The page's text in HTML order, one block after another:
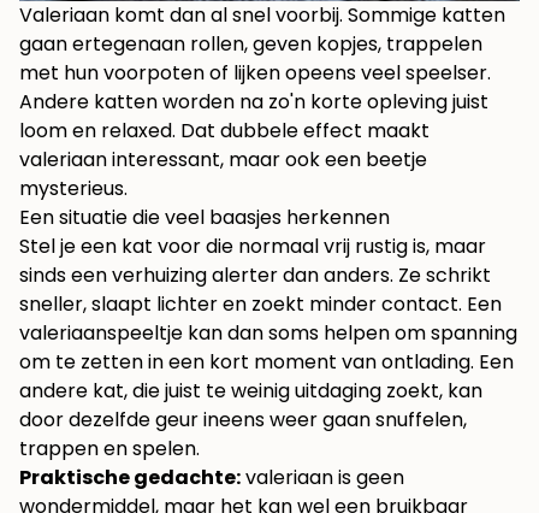
Valeriaan komt dan al snel voorbij. Sommige katten
gaan ertegenaan rollen, geven kopjes, trappelen
met hun voorpoten of lijken opeens veel speelser.
Andere katten worden na zo'n korte opleving juist
loom en relaxed. Dat dubbele effect maakt
valeriaan interessant, maar ook een beetje
mysterieus.
Een situatie die veel baasjes herkennen
Stel je een kat voor die normaal vrij rustig is, maar
sinds een verhuizing alerter dan anders. Ze schrikt
sneller, slaapt lichter en zoekt minder contact. Een
valeriaanspeeltje kan dan soms helpen om spanning
om te zetten in een kort moment van ontlading. Een
andere kat, die juist te weinig uitdaging zoekt, kan
door dezelfde geur ineens weer gaan snuffelen,
trappen en spelen.
Praktische gedachte:valeriaan is geen
wondermiddel, maar het kan wel een bruikbaar